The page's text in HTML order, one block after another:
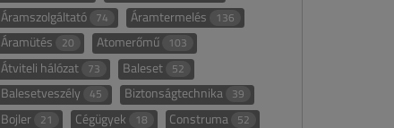
Áramszolgáltató 74 Áramtermelés 136
Áramütés 20 Atomerőmű 103
Átviteli hálózat 73 Baleset 52
Balesetveszély 45 Biztonságtechnika 39
Bojler 21 Cégügyek 18 Construma 52